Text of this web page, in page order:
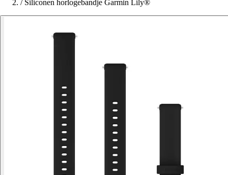
/ Siliconen horlogebandje Garmin Lily®